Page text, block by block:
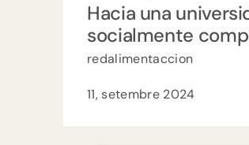
Hacia una
socialmente
redalimentaccion
11, setembre 2024